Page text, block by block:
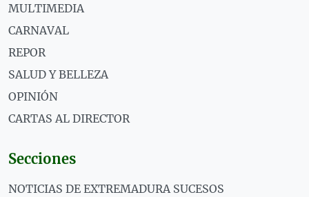
MULTIMEDIA
CARNAVAL
REPOR
SALUD Y BELLEZA
OPINIÓN
CARTAS AL DIRECTOR
Secciones
NOTICIAS DE EXTREMADURA SUCESOS